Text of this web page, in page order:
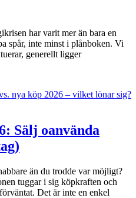
har varit mer än bara en
spår, inte minst i plånboken. Vi
generellt ligger
nya köp 2026 – vilket lönar sig?
Sälj oanvända
än du trodde var möjligt?
tuggar i sig köpkraften och
Det är inte en enkel